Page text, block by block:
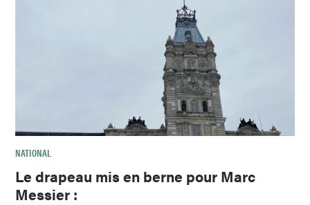
NATIONAL
Le drapeau mis en berne pour Marc
Messier :